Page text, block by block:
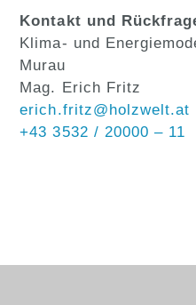
Kontakt und
Klima- und
Murau
Mag. Erich Fritz
erich.fritz@holzwelt.at
+43 3532 / 20000 – 11